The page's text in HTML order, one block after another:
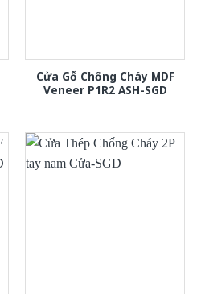
Cửa Gỗ Chống Cháy MDF
Veneer P1R2 ASH-SGD